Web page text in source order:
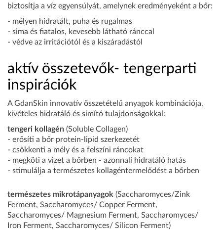
biztosítja a víz egyensúlyát, amelynek eredményeként a bőr:
- mélyen hidratált, puha és rugalmas
- sima és fiatalos, kevesebb látható ránccal
- védve az irritációtól és a kiszáradástól
aktív összetevők- tengerparti
inspirációk
A GdanSkin innovatív összetételű anyagok kombinációja,
kivételes hidratáló és simító tulajdonságokkal:
tengeri kollagén (Soluble Collagen)
- erősíti a bőr protein-lipid szerkezetét
- csökkenti a mély és a felszíni ráncokat
- megköti a vizet a bőrben - azonnali hidratáló hatás
- stimulálja a természetes kollagéntermelődést a bőrben
természetes mikrotápanyagok (Saccharomyces/Zink
Ferment, Saccharomyces/ Copper Ferment,
Saccharomyces/ Magnesium Ferment, Saccharomyces/
Iron Ferment, Saccharomyces/ Silicon Ferment)